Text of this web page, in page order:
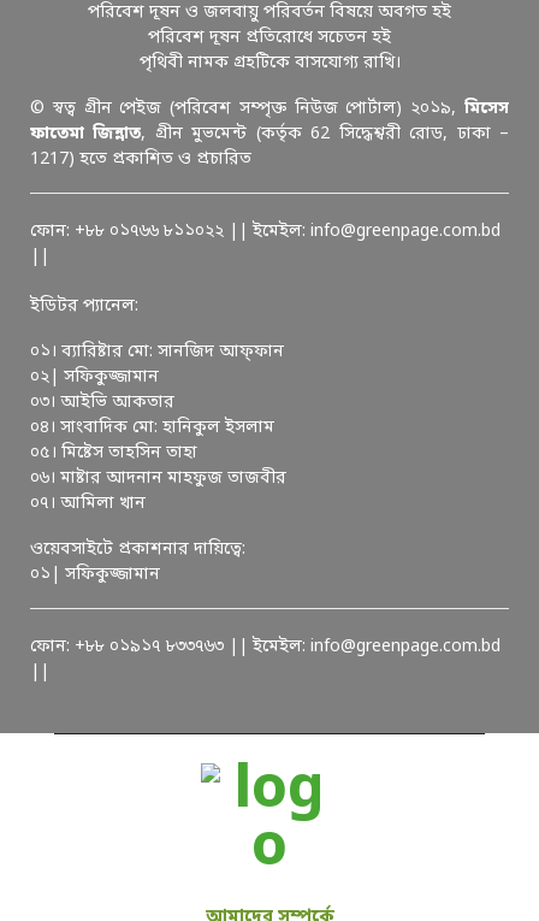
পরিবেশ দূষন ও জলবায়ু পরিবর্তন বিষয়ে অবগত হই
পরিবেশ দূষন প্রতিরোধে সচেতন হই
পৃথিবী নামক গ্রহটিকে বাসযোগ্য রাখি।
© স্বত্ব গ্রীন পেইজ (পরিবেশ সম্পৃক্ত নিউজ পোর্টাল) ২০১৯, মিসেস
ফাতেমা জিন্নাত, গ্রীন মুভমেন্ট (কর্তৃক 62 সিদ্ধেশ্বরী রোড, ঢাকা –
1217) হতে প্রকাশিত ও প্রচারিত
ফোন: +৮৮ ০১৭৬৬ ৮১১০২২ || ইমেইল: info@greenpage.com.bd
ইডিটর প্যানেল:
০১। ব্যারিষ্টার মো: সানজিদ আফ্ফান
০২| সফিকুজ্জামান
০৩। আইভি আকতার
০৪। সাংবাদিক মো: হানিকুল ইসলাম
০৫। মিষ্টেস তাহসিন তাহা
০৬। মাষ্টার আদনান মাহফুজ তাজবীর
০৭। আমিলা খান
ওয়েবসাইটে প্রকাশনার দায়িত্বে:
০১| সফিকুজ্জামান
ফোন: +৮৮ ০১৯১৭ ৮৩৩৭৬৩ || ইমেইল: info@greenpage.com.bd